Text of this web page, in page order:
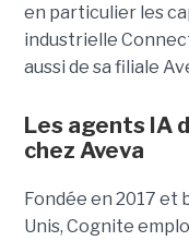
en particulier les
industrielle
aussi de sa filiale
Les agents IA
chez Aveva
Fondée en 2017 et
Unis, Cognite